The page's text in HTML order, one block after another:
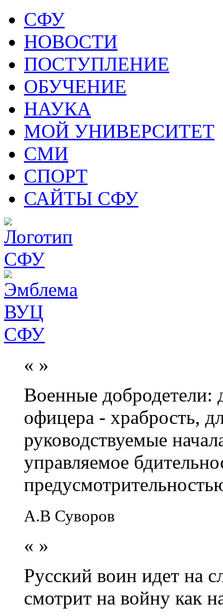
СФУ
НОВОСТИ
ПОСТУПЛЕНИЕ
ОБУЧЕНИЕ
НАУКА
МОЙ УНИВЕРСИТЕТ
СМИ
СПОРТ
САЙТЫ СФУ
« »
Военные добродетели:
офицера - храбрость,
руководствуемые
управляемое
А.В Суворов
« »
Русский воин идет на
смотрит на войну как